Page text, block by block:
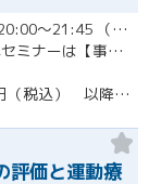
2026年9月15日（火）20:00～21:45 （受付開始時間 19:45）開催
は【事前支払い（クレジットカード・銀行振込）】です。
先着20名限定 2,420円（税込） 以降3,000円（税込） ※お支払い方法：クレジットカード・銀行振込 【キャンセルについて】 決済後はいかなる理由でも返金はいたしませんのでご了承ください。 受講料をお支払いいただいた方には、後日アーカイブの視聴URLをお送りいたします。
評価と運動療